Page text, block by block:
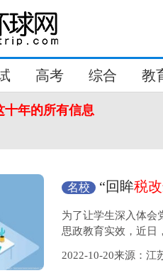
高考 综合 教
十年的所有信息
名校 “回眸税
系列巡展
为了让学生深入体会
思政教育实效，近日
2022-10-20来源：江